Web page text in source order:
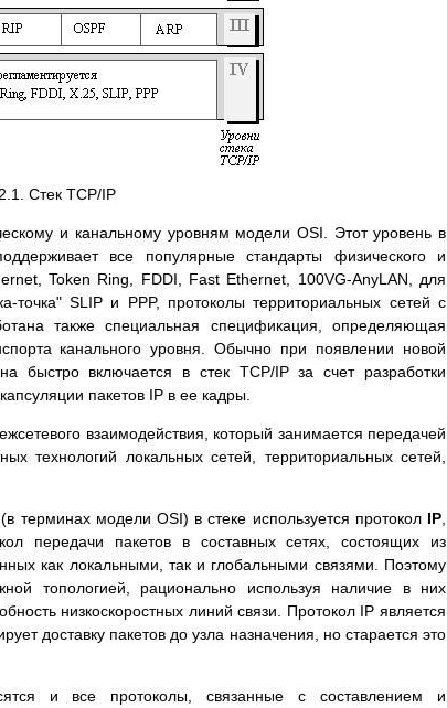
Стек TCP/IP
и канальному уровням модели OSI. Этот уровень в
все популярные стандарты физического и
Token Ring, FDDI, Fast Ethernet, 100VG-AnyLAN, для
точка" SLIP и PPP, протоколы территориальных сетей с
также специальная спецификация, определяющая
канального уровня. Обычно при появлении новой
быстро включается в стек TCP/IP за счет разработки
пакетов IP в ее кадры.
взаимодействия, который занимается передачей
технологий локальных сетей, территориальных сетей,
терминах модели OSI) в стеке используется протокол IP
передачи пакетов в составных сетях, состоящих из
как локальными, так и глобальными связями. Поэтому
топологией, рационально используя наличие в них
низкоскоростных линий связи. Протокол IP является
доставку пакетов до узла назначения, но старается это
и все протоколы, связанные с составлением и